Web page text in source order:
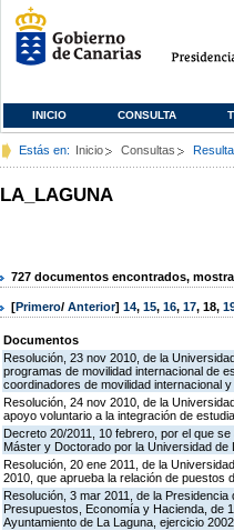
INICIO CONSULTA
Estás en: Inicio Consultas
LA_LAGUNA
727 documentos encontrados,
[Primero/ Anterior] 14, 15, 16, 17, 18,
Documentos
Resolución, 23 nov 2010, de la
programas de movilidad internacional de
coordinadores de movilidad internacional
Resolución, 24 nov 2010, de la
apoyo voluntario a la integración de
Decreto 20/2011, 10 febrero, por el que
Máster y Doctorado por la Universidad de
Resolución, 20 ene 2011, de la
2010, que aprueba la relación de puestos
Resolución, 3 mar 2011, de la
Presupuestos, Economía y Hacienda, de
Ayuntamiento de La Laguna, ejercicio